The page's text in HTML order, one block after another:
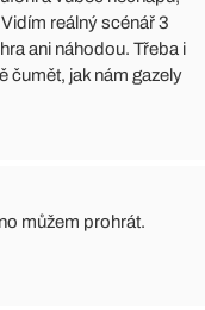
reálný scénář 3
ani náhodou. Třeba i
čumět, jak nám gazely
můžem prohrát.